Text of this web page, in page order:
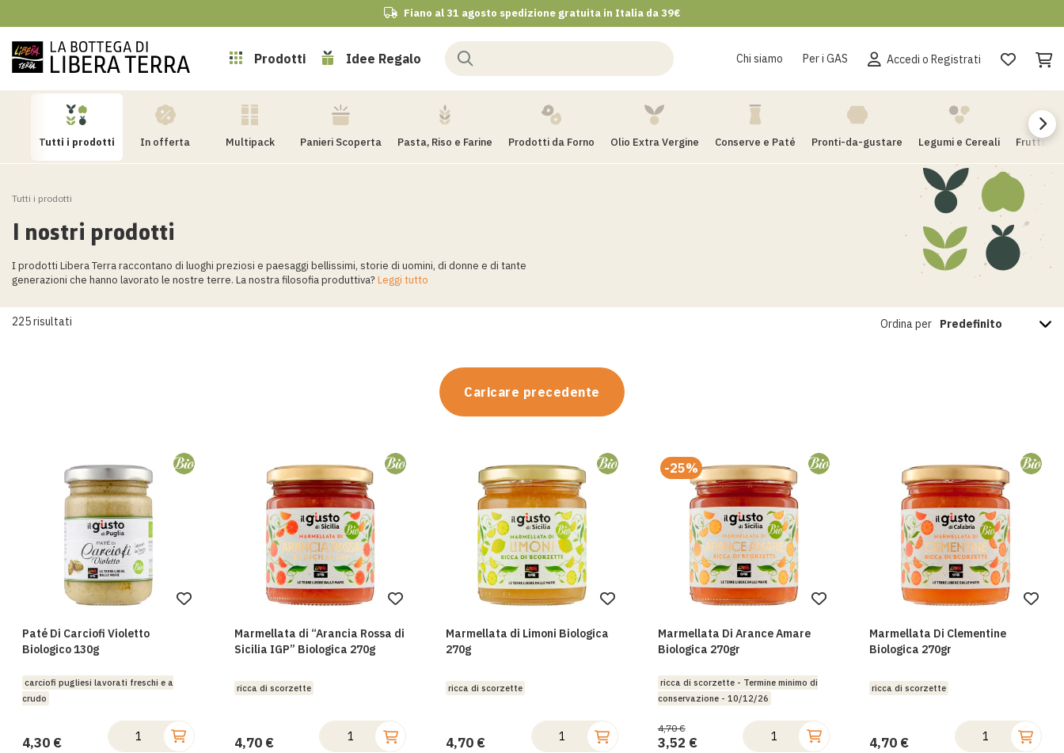
Fiano al 31 agosto spedizione gratuita in Italia da 39€
Prodotti Idee Regalo Chi siamo Per i GAS Accedi o Registrati
Tutti i prodotti In offerta Multipack Panieri Scoperta Pasta, Riso e Farine Prodotti da Forno Olio Extra Vergine Conserve e Paté Pronti-da-gustare Legumi e Cereali Frutta di
Tutti i prodotti
I nostri prodotti
I prodotti Libera Terra raccontano di luoghi preziosi e paesaggi bellissimi, storie di uomini, di donne e di tante
generazioni che hanno lavorato le nostre terre. La nostra filosofia produttiva?Leggi tutto
225 risultati Ordina per
Caricare precedente
Aggiungi
Paté Di Carciofi Violetto
Biologico 130g
carciofi pugliesi lavorati freschi e a
crudo
4,30 €
Aggiungi
alla
Marmellata di “Arancia Rossa di
Sicilia IGP” Biologica 270g
ricca di scorzette
4,70 €
Aggiungi
alla
desideri
Marmellata di Limoni Biologica
270g
ricca di scorzette
4,70 €
Aggiungi
Marmellata Di Arance Amare
Biologica 270gr
ricca di scorzette - Termine minimo di
conservazione - 10/12/26
-25%
3,52 €
4,70 €
Marmellata Di Clementine
Biologica 270gr
ricca di scorzette
4,70 €